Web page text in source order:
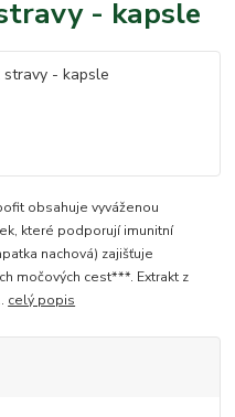
- kapsle
obsahuje vyváženou
které podporují imunitní
nachová) zajišťuje
močových cest***. Extrakt z
celý popis